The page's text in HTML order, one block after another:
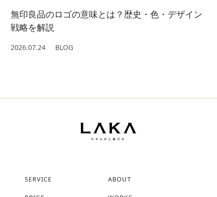
無印良品のロゴの意味とは？歴史・色・デザイン
戦略を解説
2026.07.24 BLOG
SERVICE ABOUT